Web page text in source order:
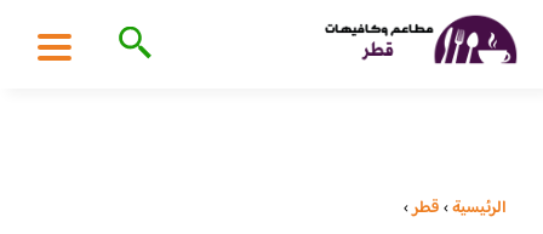
الرئيسية›قطر›